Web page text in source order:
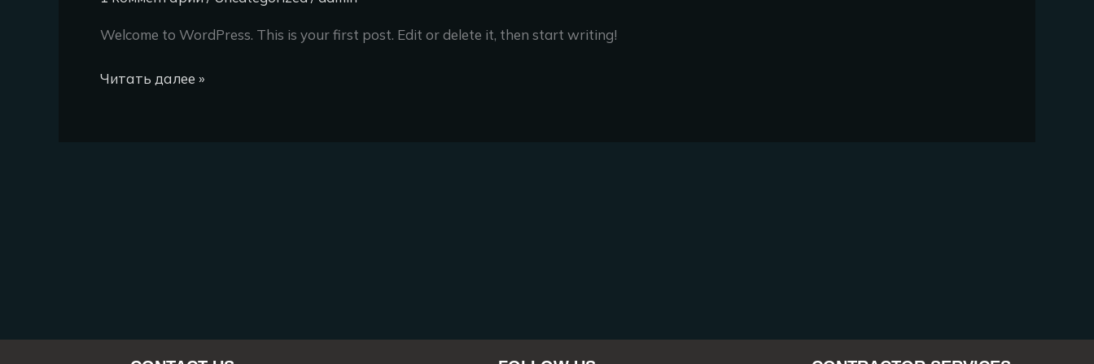
Welcome to WordPress. This is your first post. Edit or delete it, then start writing!
Читать далее »